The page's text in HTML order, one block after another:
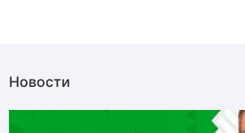
Новости